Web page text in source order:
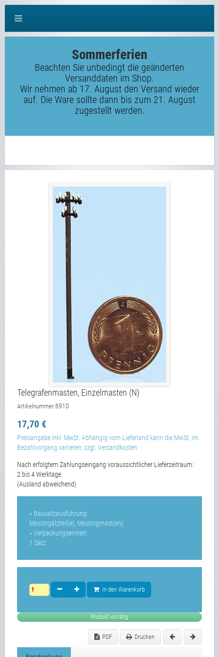
Sommerferien
Beachten Sie unbedingt die geänderten
Versanddaten im Shop.
Wir nehmen ab 17. August den Versand wieder
auf. Die Ware sollte dann bis zum 21. August
zugestellt werden.
Telegrafenmasten, Einzelmasten (N)
Artikelnummer:6910
17,70 €
Preisangabe inkl. MwSt. Abhängig vom Lieferland kann die MwSt. im
Bezahlvorgang variieren; zzgl. Versandkosten
Nach erfolgtem Zahlungseingang voraussichtlicher Lieferzeitraum:
2 bis 4 Werktage.
(Ausland abweichend)
» Bausatzausführung:
Messingätzteil(e), Messingmast(en)
» Verpackungseinheit:
1 Satz
In den Warenkorb
Produkt vorrätig
PDF Drucken